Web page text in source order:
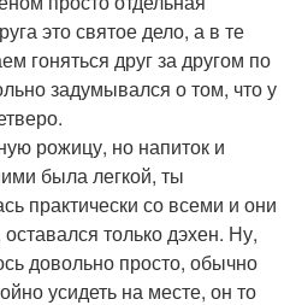
это святое дело, а в те
гоняться друг за другом по
задумывался о том, что у
рожицу, но напиток и
была легкой, ты
практически со всеми и они
только дэхен. Ну,
довольно просто, обычно
усидеть на месте, он то